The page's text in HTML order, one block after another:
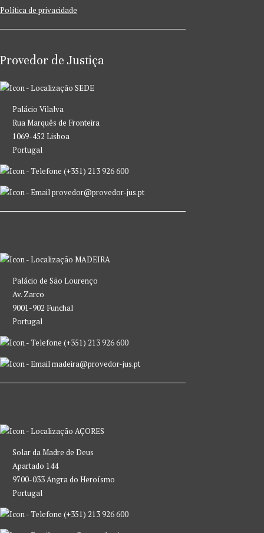
Política de privacidade
Provedor de Justiça
SEDE
Palácio Vilalva
Rua Marquês de Fronteira
1069-452 Lisboa
Portugal
(+351) 213 926 600
provedor@provedor-jus.pt
MADEIRA
Palácio de São Lourenço
Av. Zarco
9001-902 Funchal
Portugal
(+351) 213 926 600
madeira@provedor-jus.pt
AÇORES
Solar da Madre de Deus
Apartado 144
9700-033 Angra do Heroísmo
Portugal
(+351) 213 926 600